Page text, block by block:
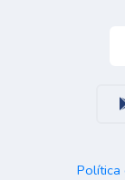
Política